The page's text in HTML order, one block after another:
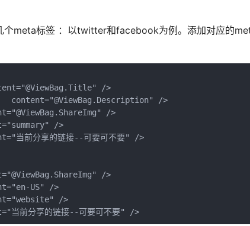
meta标签 ：以twitter和facebook为例。添加对应的
/>
/>
/>
/>
前分享的链接--可要可不要" />
/>
US" />
/>
前分享的链接--可要可不要" />